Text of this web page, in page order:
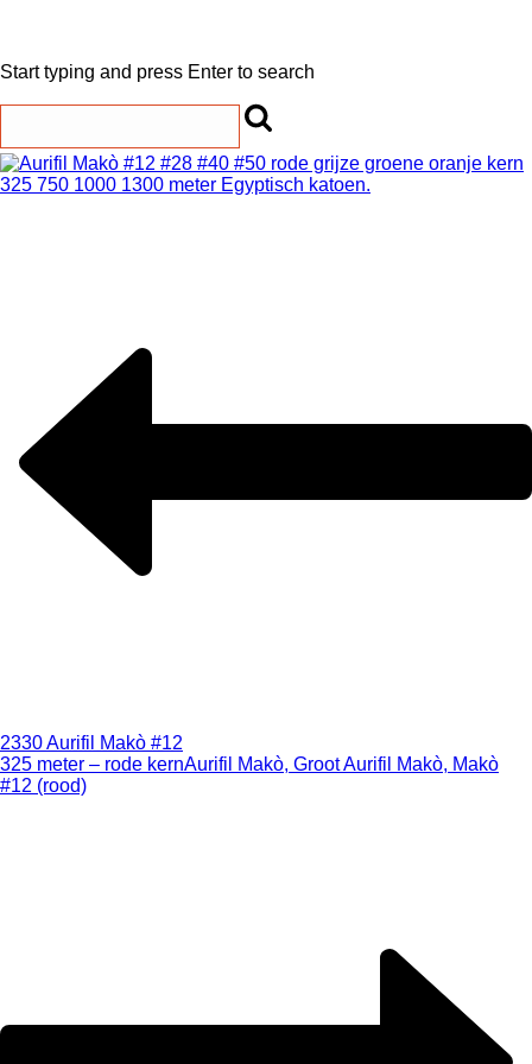
Start typing and press Enter to search
2330 Aurifil Makò #12
325 meter – rode kernAurifil Makò, Groot Aurifil Makò, Makò
#12 (rood)